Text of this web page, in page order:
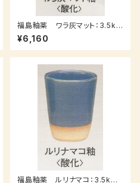
福島釉薬 ワラ灰マット：3.5kｇ
（送料込み：レターパックプラス）
¥6,160
福島釉薬 ルリナマコ：3.5kｇ